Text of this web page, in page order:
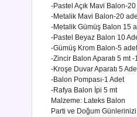
-Pastel Açık Mavi Balon-
-Metalik Mavi Balon-20
-Metalik Gümüş Balon 15
-Pastel Beyaz Balon 10
-Gümüş Krom Balon-5 adet
-Zincir Balon Aparatı 5 mt -
-Kroşe Duvar Aparatı 5
-Balon Pompası-1 Adet
-Rafya Balon İpi 5 mt
Malzeme: Lateks Balon
Parti ve Doğum